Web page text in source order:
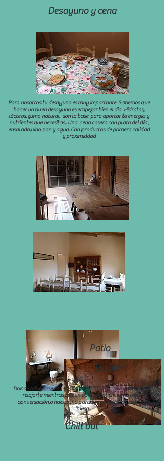
Desayuno y cena
Para nosotros tu desayuno es muy importante. Sabemos que
hacer un buen desayuno es empezar bien el dia. Hidratos,
lácteos, zumo natural, son la base para aportar la energia y
nutrientes que necesitas.. Una cena casera con plato del dia ,
ensalada,vino pan y agua. Con productos de primera calidad
y proximiddad
Patio
El salón
Donde refugiarse en los días fríos junto a la chimenea, puedes
relajarte mientras lees un libro, mantienes una buena
conversación,o haces una partida con nuestros juegos de
mesa.
Chill out